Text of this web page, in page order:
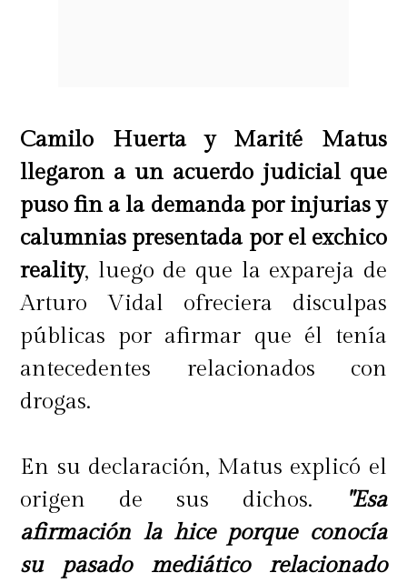
Camilo Huerta y Marité Matus
llegaron a un acuerdo judicial que
puso fin a la demanda por injurias y
calumnias presentada por el exchico
reality, luego de que la expareja de
Arturo Vidal ofreciera disculpas
públicas por afirmar que él tenía
antecedentes relacionados con
drogas.
En su declaración, Matus explicó el
origen de sus dichos. "Esa
afirmación la hice porque conocía
su pasado mediático relacionado